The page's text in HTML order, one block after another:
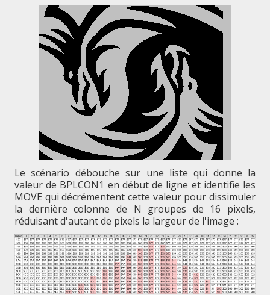
Le scénario débouche sur une liste qui donne la
valeur de BPLCON1 en début de ligne et identifie les
MOVE qui décrémentent cette valeur pour dissimuler
la dernière colonne de N groupes de 16 pixels,
réduisant d'autant de pixels la largeur de l'image :